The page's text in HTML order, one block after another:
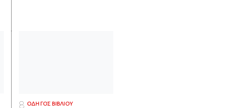
ΟΔΗΓΟΣ ΒΙΒΛΙΟΥ